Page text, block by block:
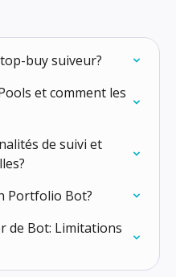
buy suiveur?
et comment les
de suivi et
Portfolio Bot?
de Bot: Limitations